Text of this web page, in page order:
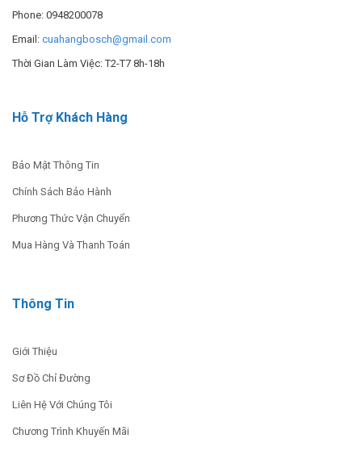
Phone: 0948200078
Email: cuahangbosch@gmail.com
Thời Gian Làm Việc: T2-T7 8h-18h
Hỗ Trợ Khách Hàng
Bảo Mật Thông Tin
Chính Sách Bảo Hành
Phương Thức Vận Chuyển
Mua Hàng Và Thanh Toán
Thông Tin
Giới Thiệu
Sơ Đồ Chỉ Đường
Liên Hệ Với Chúng Tôi
Chương Trình Khuyến Mãi